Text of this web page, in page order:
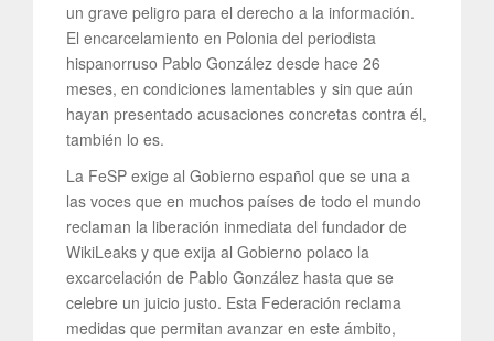
un grave peligro para el derecho a la información.
El encarcelamiento en Polonia del periodista
hispanorruso Pablo González desde hace 26
meses, en condiciones lamentables y sin que aún
hayan presentado acusaciones concretas contra él,
también lo es.
La FeSP exige al Gobierno español que se una a
las voces que en muchos países de todo el mundo
reclaman la liberación inmediata del fundador de
WikiLeaks y que exija al Gobierno polaco la
excarcelación de Pablo González hasta que se
celebre un juicio justo. Esta Federación reclama
medidas que permitan avanzar en este ámbito,